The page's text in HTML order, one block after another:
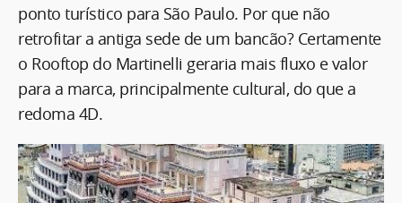
ponto turístico para São Paulo. Por que não
retrofitar a antiga sede de um bancão? Certamente
o Rooftop do Martinelli geraria mais fluxo e valor
para a marca, principalmente cultural, do que a
redoma 4D.